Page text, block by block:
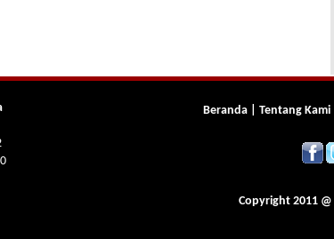
Beranda| Tentang Kami
Copyright 2011 @